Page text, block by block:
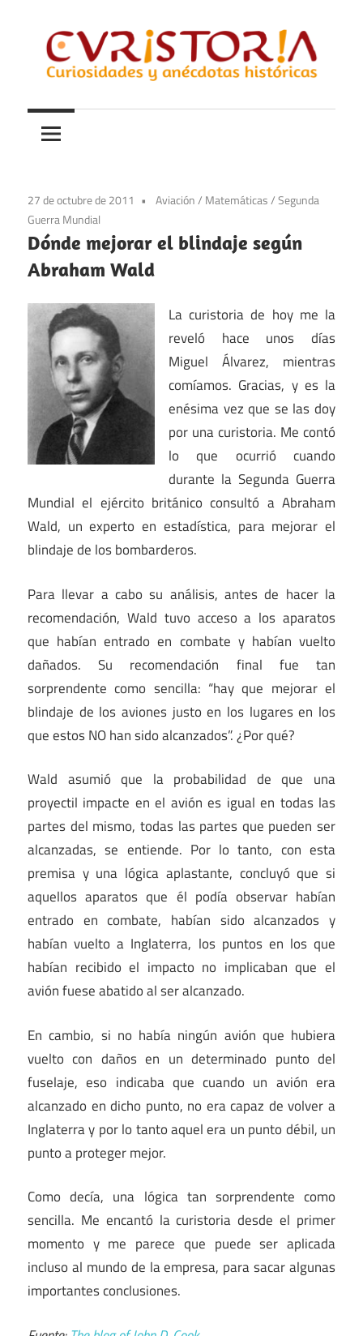
contenido
Curistoria
y
anécdotas
historia
27 de octubre de 2011 Aviación/ Matemáticas/Segunda
Guerra Mundial
Dónde mejorar el blindaje según
Abraham Wald
La curistoria de hoy me la
reveló hace unos días
Miguel Álvarez, mientras
comíamos. Gracias, y es la
enésima vez que se las doy
por una curistoria. Me contó
lo que ocurrió cuando
durante la Segunda Guerra
Mundial el ejército británico consultó a Abraham
Wald, un experto en estadística, para mejorar el
blindaje de los bombarderos.
Para llevar a cabo su análisis, antes de hacer la
recomendación, Wald tuvo acceso a los aparatos
que habían entrado en combate y habían vuelto
dañados. Su recomendación final fue tan
sorprendente como sencilla: “hay que mejorar el
blindaje de los aviones justo en los lugares en los
que estos NO han sido alcanzados”. ¿Por qué?
Wald asumió que la probabilidad de que una
proyectil impacte en el avión es igual en todas las
partes del mismo, todas las partes que pueden ser
alcanzadas, se entiende. Por lo tanto, con esta
premisa y una lógica aplastante, concluyó que si
aquellos aparatos que él podía observar habían
entrado en combate, habían sido alcanzados y
habían vuelto a Inglaterra, los puntos en los que
habían recibido el impacto no implicaban que el
avión fuese abatido al ser alcanzado.
En cambio, si no había ningún avión que hubiera
vuelto con daños en un determinado punto del
fuselaje, eso indicaba que cuando un avión era
alcanzado en dicho punto, no era capaz de volver a
Inglaterra y por lo tanto aquel era un punto débil, un
punto a proteger mejor.
Como decía, una lógica tan sorprendente como
sencilla. Me encantó la curistoria desde el primer
momento y me parece que puede ser aplicada
incluso al mundo de la empresa, para sacar algunas
importantes conclusiones.